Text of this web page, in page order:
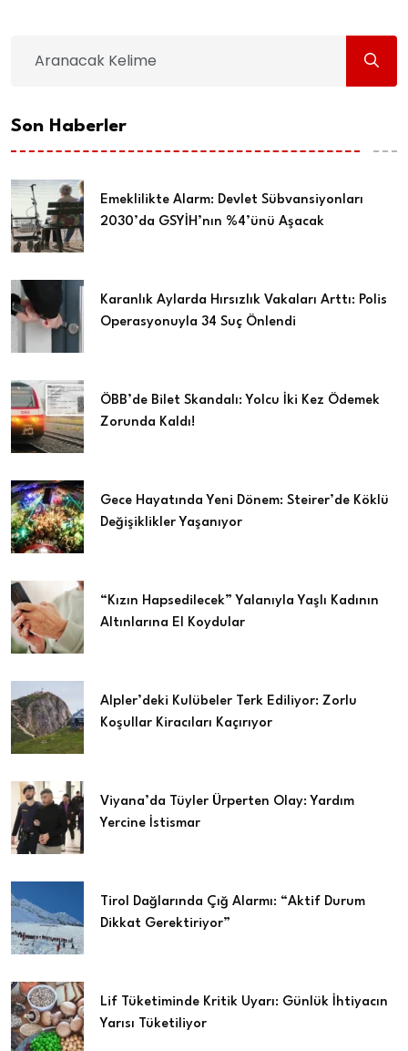
Son Haberler
Emeklilikte Alarm: Devlet Sübvansiyonları
2030’da GSYİH’nın %4’ünü Aşacak
Karanlık Aylarda Hırsızlık Vakaları Arttı: Polis
Operasyonuyla 34 Suç Önlendi
ÖBB’de Bilet Skandalı: Yolcu İki Kez Ödemek
Zorunda Kaldı!
Gece Hayatında Yeni Dönem: Steirer’de Köklü
Değişiklikler Yaşanıyor
“Kızın Hapsedilecek” Yalanıyla Yaşlı Kadının
Altınlarına El Koydular
Alpler’deki Kulübeler Terk Ediliyor: Zorlu
Koşullar Kiracıları Kaçırıyor
Viyana’da Tüyler Ürperten Olay: Yardım
Yercine İstismar
Tirol Dağlarında Çığ Alarmı: “Aktif Durum
Dikkat Gerektiriyor”
Lif Tüketiminde Kritik Uyarı: Günlük İhtiyacın
Yarısı Tüketiliyor